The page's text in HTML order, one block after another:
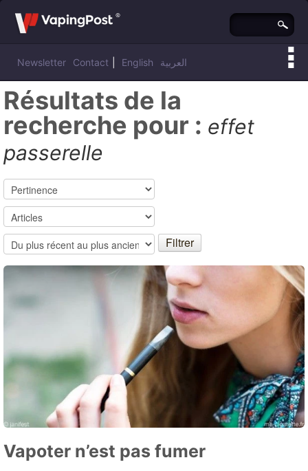
Newsletter Contact English العربية
Résultats de la
recherche pour : effet
passerelle
Vapoter n’est pas fumer